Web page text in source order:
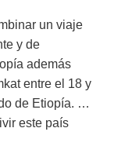
un viaje
y de
además
entre el 18 y
de Etiopía. …
este país